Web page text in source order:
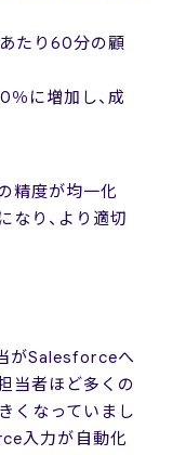
たり60分の顧
に増加し、成
精度が均一化
なり、より適切
がSalesforceへ
当者ほど多くの
くなっていまし
入力が自動化